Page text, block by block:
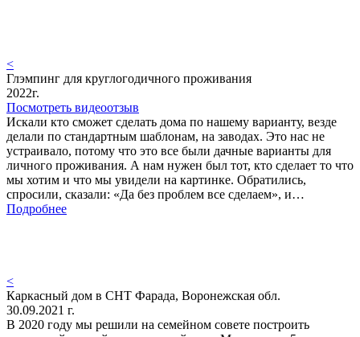
<
Глэмпинг для круглогодичного проживания
2022г.
Посмотреть видеоотзыв
Искали кто сможет сделать дома по нашему варианту, везде
делали по стандартным шаблонам, на заводах. Это нас не
устраивало, потому что это все были дачные варианты для
личного проживания. А нам нужен был тот, кто сделает то что
мы хотим и что мы увидели на картинке. Обратились,
спросили, сказали: «Да без проблем все сделаем», и…
Подробнее
<
Каркасный дом в СНТ Фарада, Воронежская обл.
30.09.2021 г.
В 2020 году мы решили на семейном совете построить